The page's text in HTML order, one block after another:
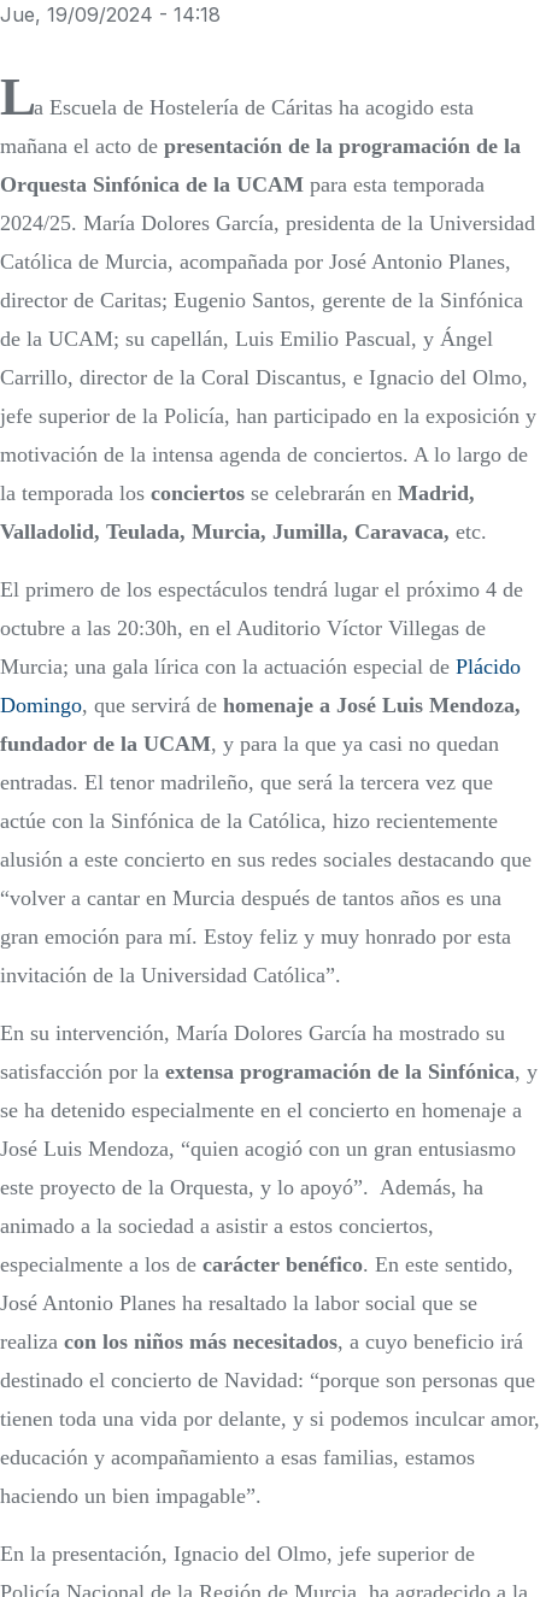
Jue, 19/09/2024 - 14:18
La Escuela de Hostelería de Cáritas ha acogido esta
mañana el acto de presentación de la programación de la
Orquesta Sinfónica de la UCAM para esta temporada
2024/25. María Dolores García, presidenta de la Universidad
Católica de Murcia, acompañada por José Antonio Planes,
director de Caritas; Eugenio Santos, gerente de la Sinfónica
de la UCAM; su capellán, Luis Emilio Pascual, y Ángel
Carrillo, director de la Coral Discantus, e Ignacio del Olmo,
jefe superior de la Policía, han participado en la exposición y
motivación de la intensa agenda de conciertos. A lo largo de
la temporada los conciertos se celebrarán en Madrid,
Valladolid, Teulada, Murcia, Jumilla, Caravaca, etc.
El primero de los espectáculos tendrá lugar el próximo 4 de
octubre a las 20:30h, en el Auditorio Víctor Villegas de
Murcia; una gala lírica con la actuación especial de Plácido
Domingo, que servirá de homenaje a José Luis Mendoza,
fundador de la UCAM, y para la que ya casi no quedan
entradas. El tenor madrileño, que será la tercera vez que
actúe con la Sinfónica de la Católica, hizo recientemente
alusión a este concierto en sus redes sociales destacando que
“volver a cantar en Murcia después de tantos años es una
gran emoción para mí. Estoy feliz y muy honrado por esta
invitación de la Universidad Católica”.
En su intervención, María Dolores García ha mostrado su
satisfacción por la extensa programación de la Sinfónica, y
se ha detenido especialmente en el concierto en homenaje a
José Luis Mendoza, “quien acogió con un gran entusiasmo
este proyecto de la Orquesta, y lo apoyó”. Además, ha
animado a la sociedad a asistir a estos conciertos,
especialmente a los de carácter benéfico. En este sentido,
José Antonio Planes ha resaltado la labor social que se
realiza con los niños más necesitados, a cuyo beneficio irá
destinado el concierto de Navidad: “porque son personas que
tienen toda una vida por delante, y si podemos inculcar amor,
educación y acompañamiento a esas familias, estamos
haciendo un bien impagable”.
En la presentación, Ignacio del Olmo, jefe superior de
Policía Nacional de la Región de Murcia, ha agradecido a la